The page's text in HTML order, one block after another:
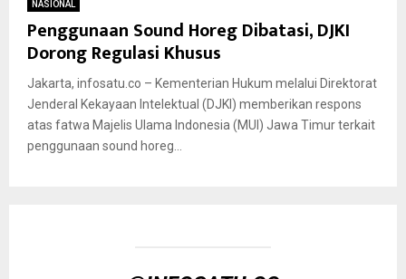
NASIONAL
Penggunaan Sound Horeg Dibatasi, DJKI
Dorong Regulasi Khusus
Jakarta, infosatu.co – Kementerian Hukum melalui Direktorat
Jenderal Kekayaan Intelektual (DJKI) memberikan respons
atas fatwa Majelis Ulama Indonesia (MUI) Jawa Timur terkait
penggunaan sound horeg...